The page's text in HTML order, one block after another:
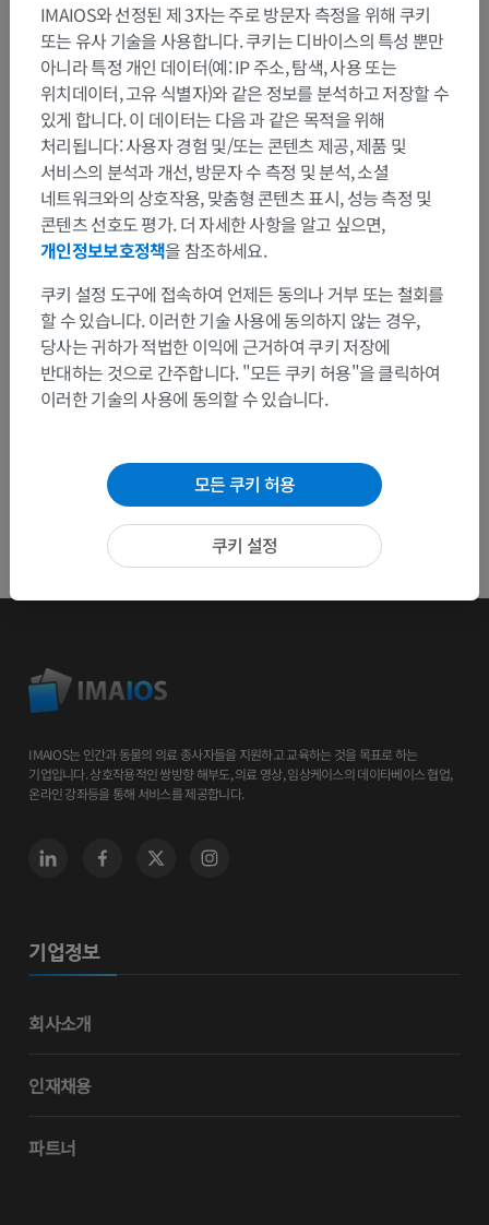
번역
문제를 발견하셨나요?
수정이나, 번역 또는 콘텐츠 개선에 제안이 있으면 언제든
연락 주세요.
문제 보고
앱 다운로드
IMAIOS는 인간과 동물의 의료 종사자들을 지원하고 교육하는 것을 목표로 하는
기업입니다. 상호작용적인 쌍방향 해부도, 의료 영상, 임상케이스의 데이타베이스 협업,
온라인 강좌등을 통해 서비스를 제공합니다.
기업정보
회사소개
인재채용
파트너
IMAIOS와 선정된 제 3자는 주로 방문자 측정을 위해 쿠키
또는 유사 기술을 사용합니다. 쿠키는 디바이스의 특성 뿐만
아니라 특정 개인 데이터(예: IP 주소, 탐색, 사용 또는
위치데이터, 고유 식별자)와 같은 정보를 분석하고 저장할 수
있게 합니다. 이 데이터는 다음 과 같은 목적을 위해
처리됩니다: 사용자 경험 및/또는 콘텐츠 제공, 제품 및
서비스의 분석과 개선, 방문자 수 측정 및 분석, 소셜
네트워크와의 상호작용, 맞춤형 콘텐츠 표시, 성능 측정 및
콘텐츠 선호도 평가. 더 자세한 사항을 알고 싶으면,
개인정보보호정책을 참조하세요.
쿠키 설정 도구에 접속하여 언제든 동의나 거부 또는 철회를
할 수 있습니다. 이러한 기술 사용에 동의하지 않는 경우,
당사는 귀하가 적법한 이익에 근거하여 쿠키 저장에
반대하는 것으로 간주합니다. "모든 쿠키 허용"을 클릭하여
이러한 기술의 사용에 동의할 수 있습니다.
모든 쿠키 허용
쿠키 설정